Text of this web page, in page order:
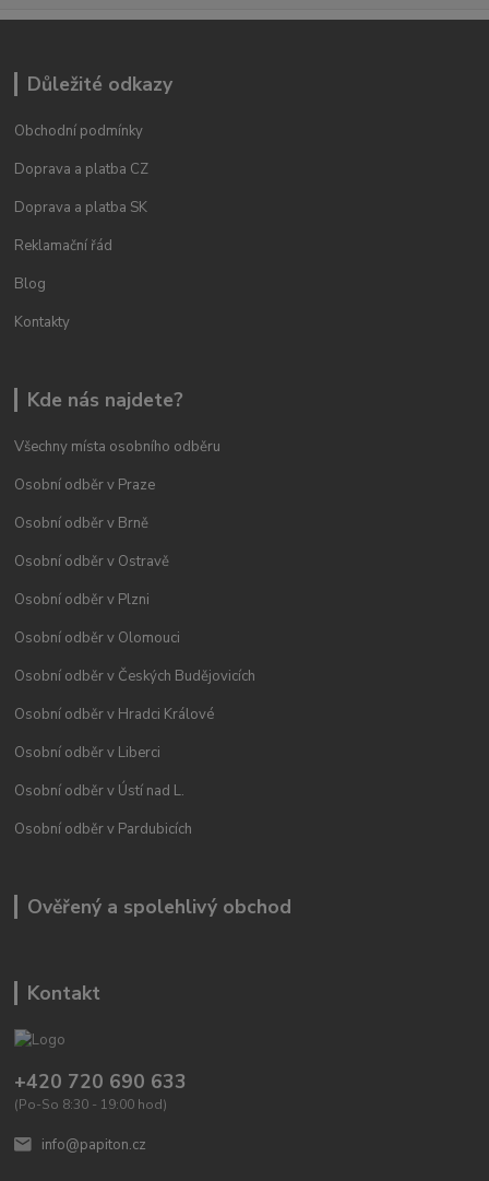
Důležité odkazy
Obchodní podmínky
Doprava a platba CZ
Doprava a platba SK
Reklamační řád
Blog
Kontakty
Kde nás najdete?
Všechny místa osobního odběru
Osobní odběr v Praze
Osobní odběr v Brně
Osobní odběr v Ostravě
Osobní odběr v Plzni
Osobní odběr v Olomouci
Osobní odběr v Českých Budějovicích
Osobní odběr v Hradci Králové
Osobní odběr v Liberci
Osobní odběr v Ústí nad L.
Osobní odběr v Pardubicích
Ověřený a spolehlivý obchod
Kontakt
+420 720 690 633
(Po-So 8:30 - 19:00 hod)
info@papiton.cz